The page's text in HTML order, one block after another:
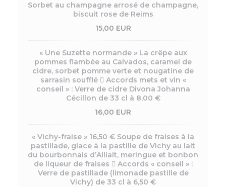
Sorbet au champagne arrosé de champagne,
biscuit rose de Reims
15,00 EUR
« Une Suzette normande » La crêpe aux
pommes flambée au Calvados, caramel de
cidre, sorbet pomme verte et nougatine de
sarrasin soufflé  Accords mets et vin «
conseil » : Verre de cidre Divona Johanna
Cécillon de 33 cl à 8,00 €
16,00 EUR
« Vichy-fraise » 16,50 € Soupe de fraises à la
pastillade, glace à la pastille de Vichy au lait
du bourbonnais d’Alliait, meringue et bonbon
de liqueur de fraises  Accords « conseil » :
Verre de pastillade (limonade pastille de
Vichy) de 33 cl à 6,50 €